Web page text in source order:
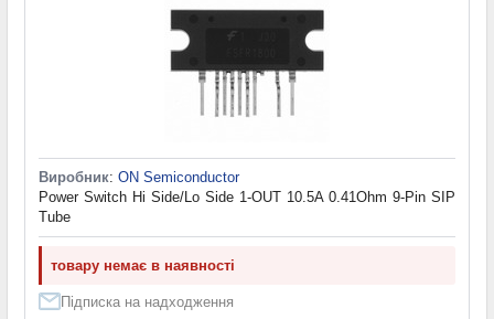
Виробник: ON Semiconductor
Power Switch Hi Side/Lo Side 1-OUT 10.5A 0.41Ohm 9-Pin SIP
Tube
товару немає в наявності
Підписка на надходження